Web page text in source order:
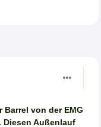
Barrel von der EMG
Diesen Außenlauf